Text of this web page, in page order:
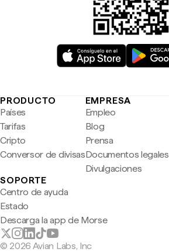
PRODUCTO
Países
Tarifas
Cripto
Conversor de divisas
EMPRESA
Empleo
Blog
Prensa
Documentos legales
Divulgaciones
SOPORTE
Centro de ayuda
Estado
Descarga la app de Morse
© 2026 Avian Labs, Inc